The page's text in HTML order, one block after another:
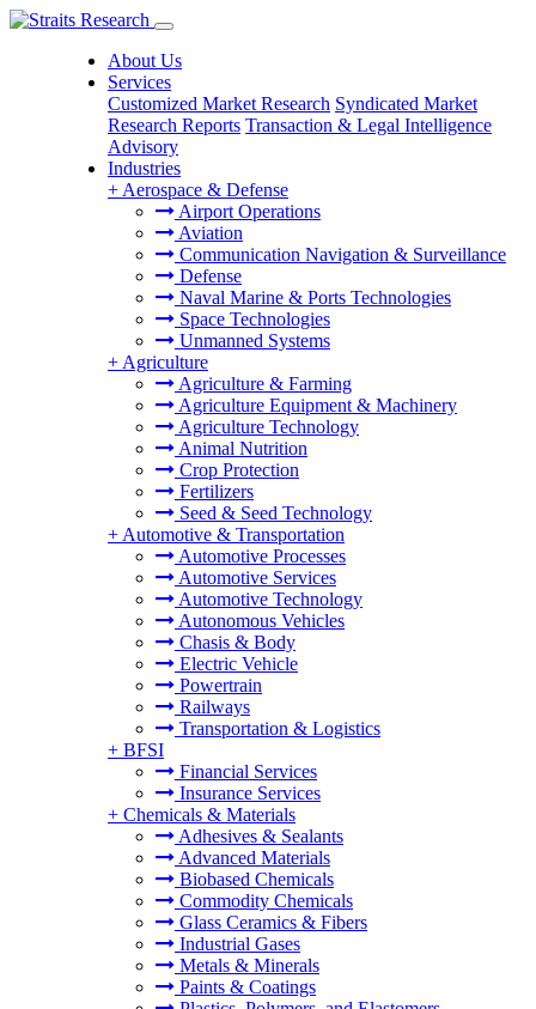
About Us
Services
Customized Market Research Syndicated Market
Research Reports Transaction & Legal Intelligence
Advisory
Industries
+ Aerospace & Defense
Airport Operations
Aviation
Communication Navigation & Surveillance
Defense
Naval Marine & Ports Technologies
Space Technologies
Unmanned Systems
+ Agriculture
Agriculture & Farming
Agriculture Equipment & Machinery
Agriculture Technology
Animal Nutrition
Crop Protection
Fertilizers
Seed & Seed Technology
+ Automotive & Transportation
Automotive Processes
Automotive Services
Automotive Technology
Autonomous Vehicles
Chasis & Body
Electric Vehicle
Powertrain
Railways
Transportation & Logistics
+ BFSI
Financial Services
Insurance Services
+ Chemicals & Materials
Adhesives & Sealants
Advanced Materials
Biobased Chemicals
Commodity Chemicals
Glass Ceramics & Fibers
Industrial Gases
Metals & Minerals
Paints & Coatings